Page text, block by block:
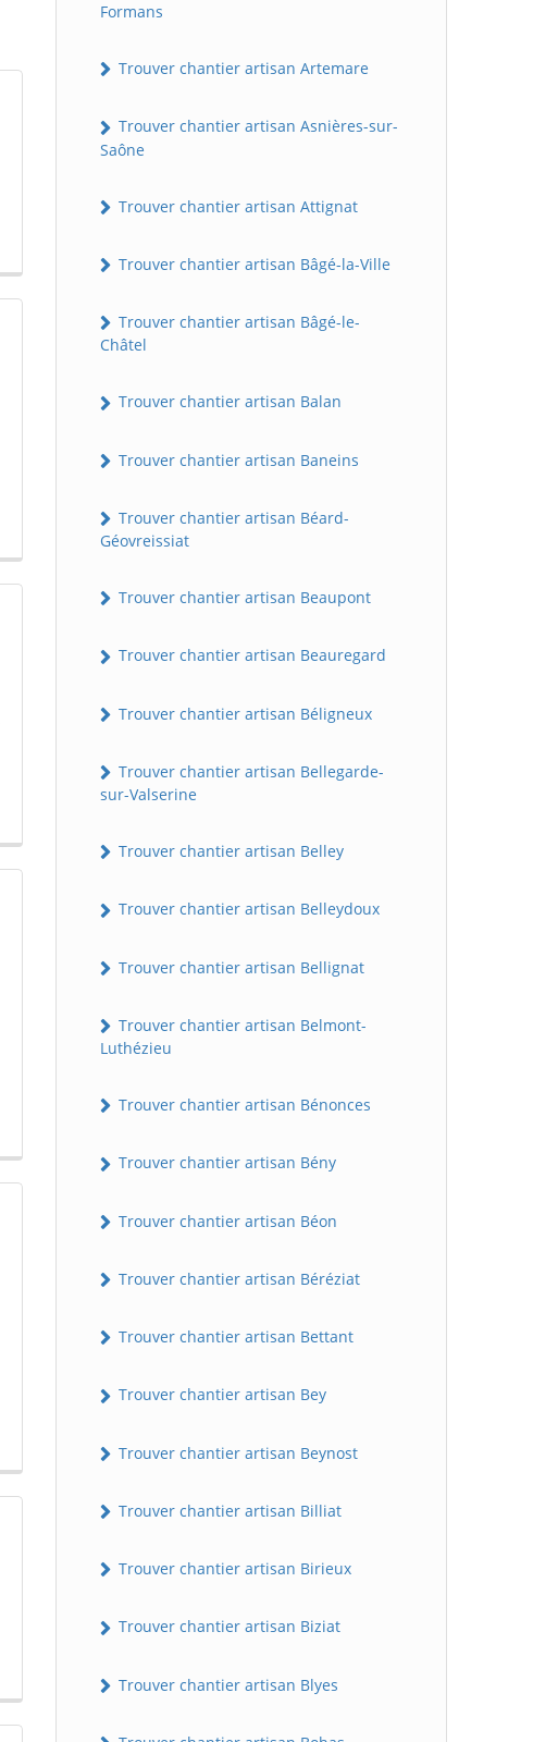
Formans
Trouver chantier artisan Artemare
Trouver chantier artisan Asnières-sur-
Saône
Trouver chantier artisan Attignat
Trouver chantier artisan Bâgé-la-Ville
Trouver chantier artisan Bâgé-le-
Châtel
Trouver chantier artisan Balan
Trouver chantier artisan Baneins
Trouver chantier artisan Béard-
Géovreissiat
Trouver chantier artisan Beaupont
Trouver chantier artisan Beauregard
Trouver chantier artisan Béligneux
Trouver chantier artisan Bellegarde-
sur-Valserine
Trouver chantier artisan Belley
Trouver chantier artisan Belleydoux
Trouver chantier artisan Bellignat
Trouver chantier artisan Belmont-
Luthézieu
Trouver chantier artisan Bénonces
Trouver chantier artisan Bény
Trouver chantier artisan Béon
Trouver chantier artisan Béréziat
Trouver chantier artisan Bettant
Trouver chantier artisan Bey
Trouver chantier artisan Beynost
Trouver chantier artisan Billiat
Trouver chantier artisan Birieux
Trouver chantier artisan Biziat
Trouver chantier artisan Blyes